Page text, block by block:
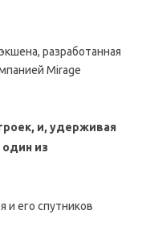
разработанная
Mirage
и, удерживая
из
и его спутников